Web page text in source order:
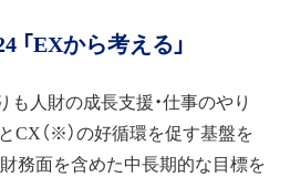
「EXから考える」
人財の成長支援・仕事のやり
CX（※）の好循環を促す基盤を
務面を含めた中長期的な目標を